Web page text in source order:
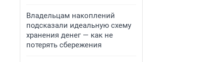
Владельцам накоплений
подсказали идеальную схему
хранения денег — как не
потерять сбережения